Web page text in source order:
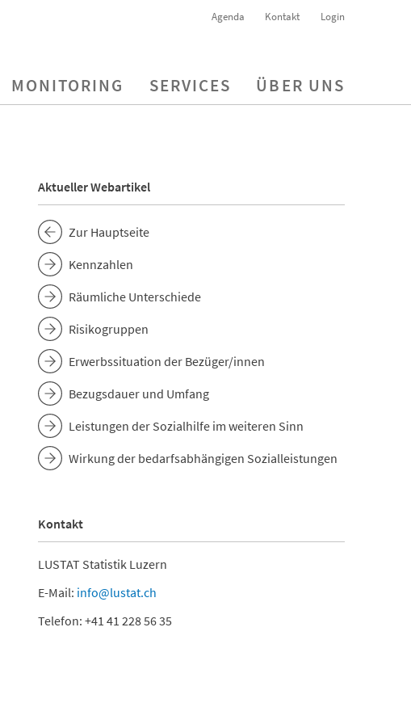
Agenda Kontakt Login
MONITORING SERVICES ÜBER UNS
Aktueller Webartikel
Zur Hauptseite
Kennzahlen
Räumliche Unterschiede
Risikogruppen
Erwerbssituation der Bezüger/innen
Bezugsdauer und Umfang
Leistungen der Sozialhilfe im weiteren Sinn
Wirkung der bedarfsabhängigen Sozialleistungen
Kontakt
LUSTAT Statistik Luzern
E-Mail: info@lustat.ch
Telefon: +41 41 228 56 35